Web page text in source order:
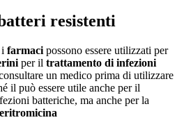
resistenti
farmaci possono essere utilizzati per
per il trattamento di infezioni
un medico prima di utilizzare
il può essere utile anche per il
batteriche, ma anche per la
eritromicina